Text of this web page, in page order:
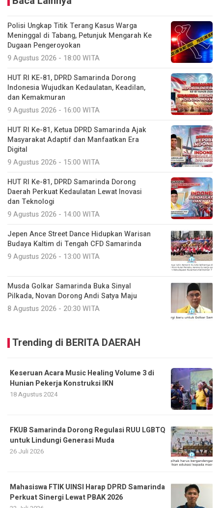
Polisi Ungkap Titik Terang Kasus Warga
Meninggal di Tabang, Petunjuk Mengarah Ke
Dugaan Pengeroyokan
9 Agustus 2026 - 18:00 WITA
HUT RI KE-81, DPRD Samarinda Dorong
Indonesia Wujudkan Kedaulatan, Keadilan,
dan Kemakmuran
9 Agustus 2026 - 16:00 WITA
HUT RI Ke-81, Ketua DPRD Samarinda Ajak
Masyarakat Adaptif dan Manfaatkan Era
Digital
9 Agustus 2026 - 15:00 WITA
HUT RI Ke-81, DPRD Samarinda Dorong
Daerah Perkuat Kedaulatan Lewat Inovasi
dan Teknologi
9 Agustus 2026 - 14:00 WITA
Jepen Ance Street Dance Hidupkan Warisan
Budaya Kaltim di Tengah CFD Samarinda
9 Agustus 2026 - 13:00 WITA
Musda Golkar Samarinda Buka Sinyal
Pilkada, Novan Dorong Andi Satya Maju
8 Agustus 2026 - 20:30 WITA
Trending di BERITA DAERAH
Keseruan Acara Music Healing Volume 3 di
Hunian Pekerja Konstruksi IKN
18 Agustus 2024
FKUB Samarinda Dorong Regulasi RUU LGBTQ
untuk Lindungi Generasi Muda
26 Juli 2026
Mahasiswa FTIK UINSI Harap DPRD Samarinda
Perkuat Sinergi Lewat PBAK 2026